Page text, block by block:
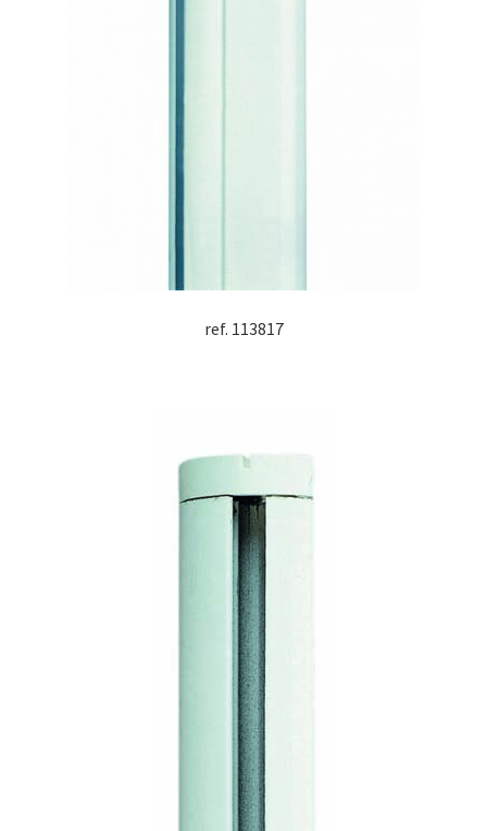
ref. 113817